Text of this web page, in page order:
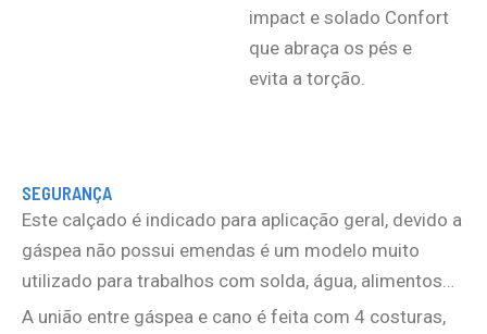
impact e solado Confort
que abraça os pés e
evita a torção.
SEGURANÇA
Este calçado é indicado para aplicação geral, devido a
gáspea não possui emendas é um modelo muito
utilizado para trabalhos com solda, água, alimentos…
A união entre gáspea e cano é feita com 4 costuras,